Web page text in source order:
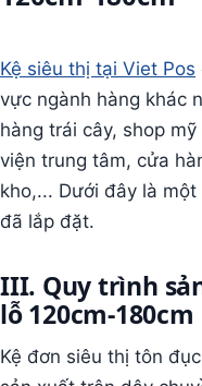
Kệ siêu thị tại Viet Pos
vực ngành hàng khác
hàng trái cây, shop
viện trung tâm, cửa
kho,... Dưới đây là
đã lắp đặt.
III. Quy trình
lỗ 120cm-180cm
Kệ đơn siêu thị tôn